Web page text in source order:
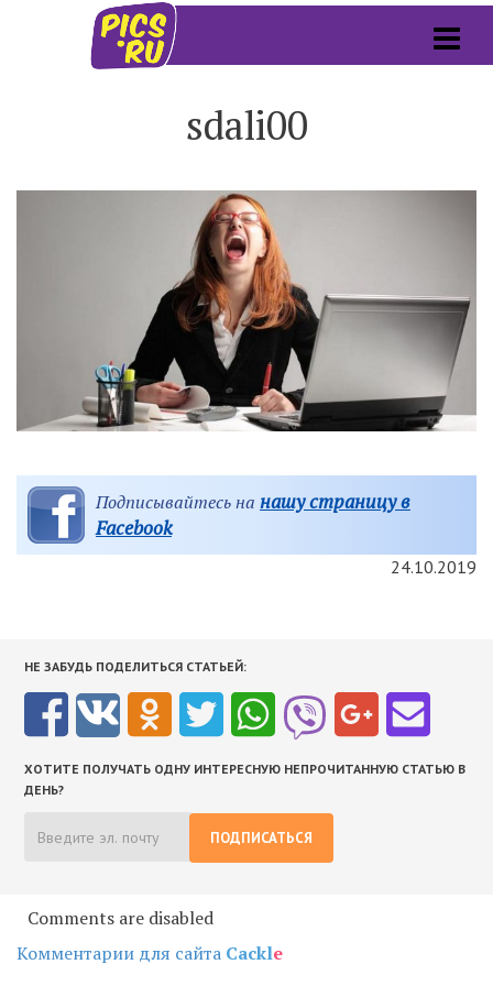
sdali00
Подписывайтесь на нашу страницу в
Facebook
24.10.2019
НЕ ЗАБУДЬ ПОДЕЛИТЬСЯ СТАТЬЕЙ:
ХОТИТЕ ПОЛУЧАТЬ ОДНУ ИНТЕРЕСНУЮ НЕПРОЧИТАННУЮ СТАТЬЮ В
ДЕНЬ?
ПОДПИСАТЬСЯ
Comments are disabled
Комментарии для сайта Cackle